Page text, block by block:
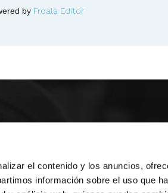
el contenido y los anuncios,
información sobre el uso que
by Froala Editor
14 1ª 3º
12